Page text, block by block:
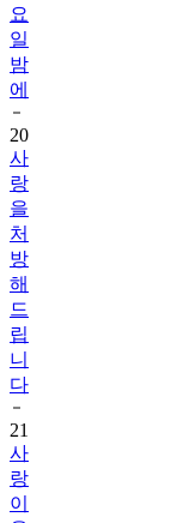
요
일
밤
에
20
사
랑
을
처
방
해
드
립
니
다
21
사
랑
이